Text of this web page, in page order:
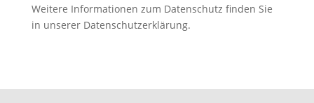
Weitere Informationen zum Datenschutz finden Sie
in unserer Datenschutzerklärung.